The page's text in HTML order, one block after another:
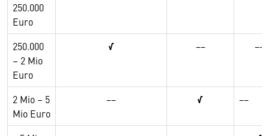
250.000
Euro
250.000
– 2 Mio
Euro
√ −− −−
2 Mio – 5
Mio Euro
−− √ −−